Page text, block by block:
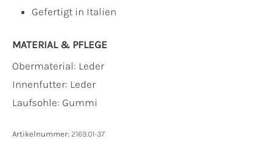
Gefertigt in Italien
MATERIAL & PFLEGE
Obermaterial: Leder
Innenfutter: Leder
Laufsohle: Gummi
Artikelnummer: 2169.01-37